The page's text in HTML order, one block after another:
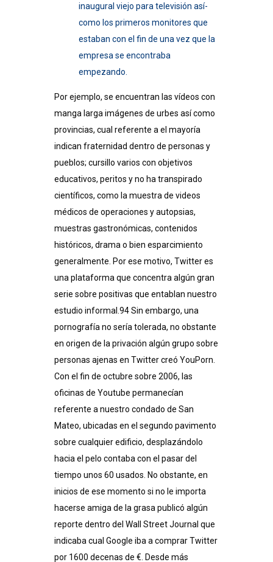
inaugural viejo para televisión así­
como los primeros monitores que
estaban con el fin de una vez que la
empresa se encontraba
empezando.
Por ejemplo, se encuentran las vídeos con
manga larga imágenes de urbes así­ como
provincias, cual referente a el mayoría
indican fraternidad dentro de personas y
pueblos; cursillo varios con objetivos
educativos, peritos y no ha transpirado
científicos, como la muestra de videos
médicos de operaciones y autopsias,
muestras gastronómicas, contenidos
históricos, drama o bien esparcimiento
generalmente. Por ese motivo, Twitter es
una plataforma que concentra algún gran
serie sobre positivas que entablan nuestro
estudio informal.94​ Sin embargo, una
pornografía no serí­a tolerada, no obstante
en origen de la privación algún grupo sobre
personas ajenas en Twitter creó YouPorn.
Con el fin de octubre sobre 2006, las
oficinas de Youtube permanecían
referente a nuestro condado de San
Mateo, ubicadas en el segundo pavimento
sobre cualquier edificio, desplazándolo
hacia el pelo contaba con el pasar del
tiempo unos 60 usados. No obstante, en
inicios de ese momento si no le importa
hacerse amiga de la grasa publicó algún
reporte dentro del Wall Street Journal que
indicaba cual Google iba a comprar Twitter
por 1600 decenas de €. Desde más